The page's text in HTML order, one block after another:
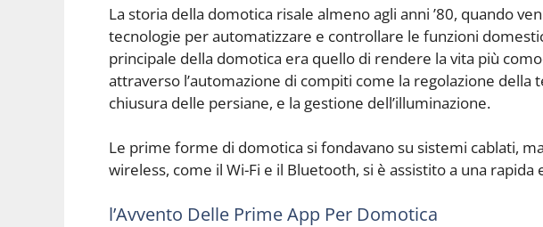
La storia della domotica risale almeno agli anni ’80, quando
tecnologie per automatizzare e controllare le funzioni
principale della domotica era quello di rendere la vita più
attraverso l’automazione di compiti come la regolazione della
chiusura delle persiane, e la gestione dell’illuminazione.
Le prime forme di domotica si fondavano su sistemi cablati,
wireless, come il Wi-Fi e il Bluetooth, si è assistito a una
l’Avvento Delle Prime App Per Domotica